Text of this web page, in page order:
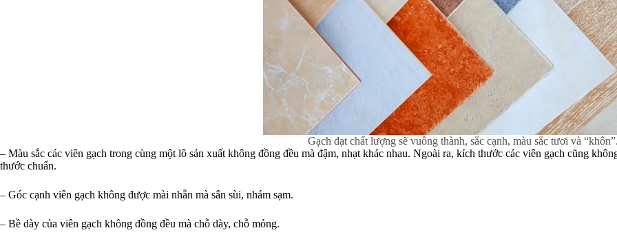
Gạch đạt chất lượng sẽ vuông thành, sắc cạnh, màu sắc tươi và
– Màu sắc các viên gạch trong cùng một lô sản xuất không đồng đều mà đậm, nhạt khác nhau. Ngoài ra, kích thước các viên gạch cũng
thước chuẩn.
– Góc cạnh viên gạch không được mài nhẵn mà sân sùi, nhám sạm.
– Bề dày của viên gạch không đồng đều mà chỗ dày, chỗ mỏng.